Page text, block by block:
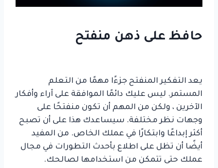
حافظ على ذهن منفتح
يعد التفكير المنفتح جزءًا مهمًا من التعلم
المستمر. ليس عليك دائمًا الموافقة على آراء وأفكار
الآخرين ، ولكن من المهم أن تكون منفتحًا على
وجهات نظر مختلفة. سيساعدك هذا على أن تصبح
أكثر إبداعًا وابتكارًا في عملك الخاص. من المفيد
أيضًا أن تظل على اطلاع بأحدث التطورات في مجال
عملك حتى تتمكن من استخدامها لصالحك.